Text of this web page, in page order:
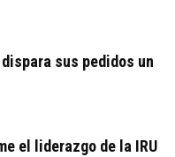
dispara sus pedidos un
el liderazgo de la IRU